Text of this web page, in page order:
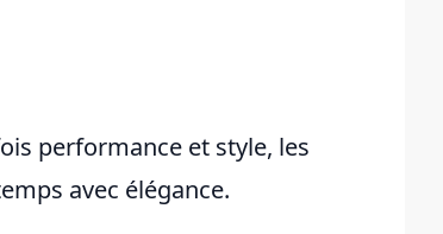
performance et style, les
avec élégance.